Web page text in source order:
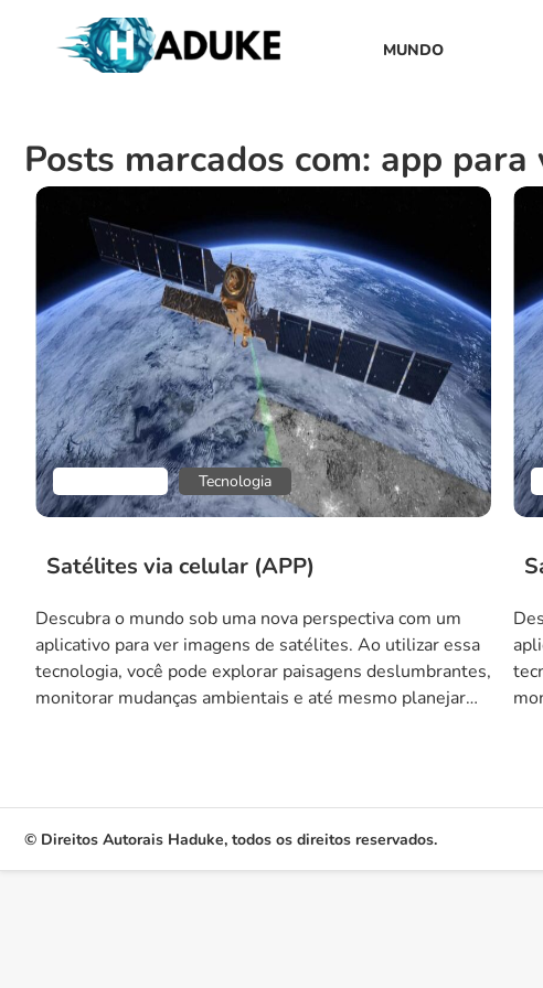
MUNDO
Posts marcados com: app
Tecnologia
Satélites via celular (APP)
Descubra o mundo sob uma nova perspectiva com um
aplicativo para ver imagens de satélites. Ao utilizar essa
tecnologia, você pode explorar paisagens deslumbrantes,
monitorar mudanças ambientais e até mesmo planejar
© Direitos Autorais Haduke, todos os direitos reservados.